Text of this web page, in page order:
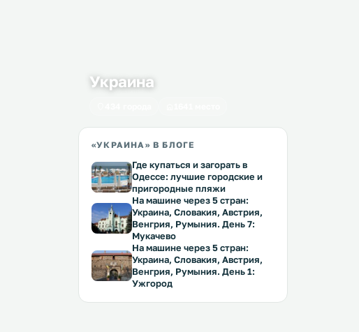
Украина
«УКРАИНА» В БЛОГЕ
Где купаться и загорать в
Одессе: лучшие городские и
пригородные пляжи
На машине через 5 стран:
Украина, Словакия, Австрия,
Венгрия, Румыния. День 7:
Мукачево
На машине через 5 стран:
Украина, Словакия, Австрия,
Венгрия, Румыния. День 1:
Ужгород